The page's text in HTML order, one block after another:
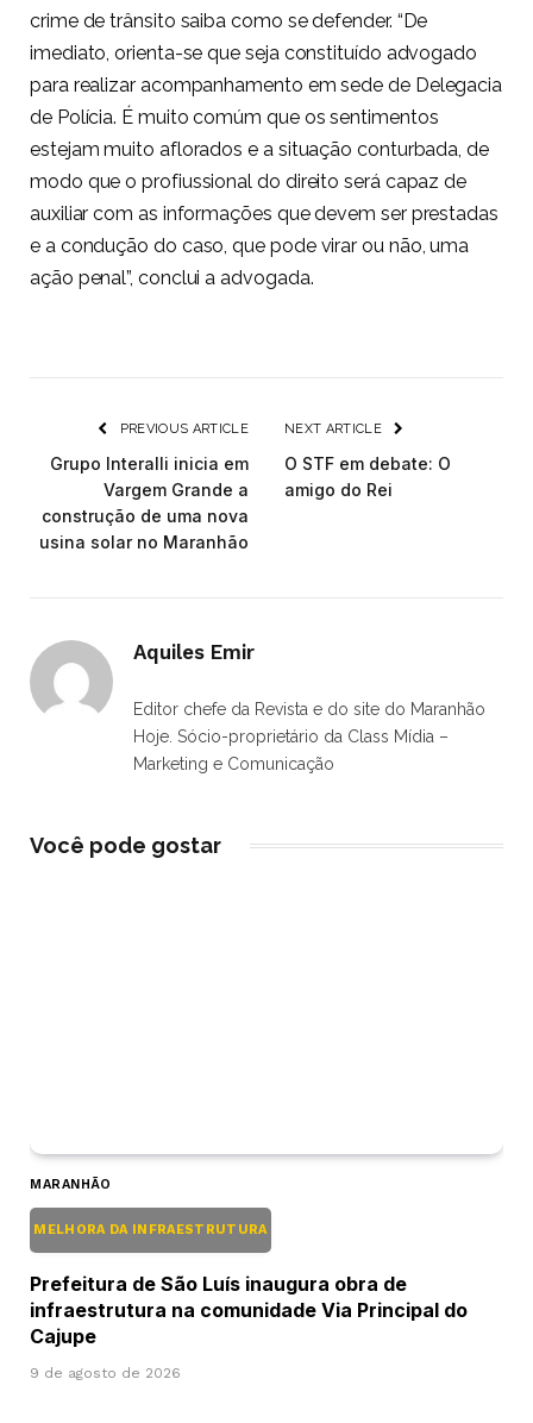
crime de trânsito saiba como se defender. “De
imediato, orienta-se que seja constituído advogado
para realizar acompanhamento em sede de Delegacia
de Polícia. É muito comúm que os sentimentos
estejam muito aflorados e a situação conturbada, de
modo que o profiussional do direito será capaz de
auxiliar com as informações que devem ser prestadas
e a condução do caso, que pode virar ou não, uma
ação penal”, conclui a advogada.
PREVIOUS ARTICLE
Grupo Interalli inicia em
Vargem Grande a
construção de uma nova
usina solar no Maranhão
NEXT ARTICLE
O STF em debate: O
amigo do Rei
Aquiles Emir
Editor chefe da Revista e do site do Maranhão
Hoje. Sócio-proprietário da Class Mídia –
Marketing e Comunicação
Você pode gostar
MARANHÃO
MELHORA DA INFRAESTRUTURA
Prefeitura de São Luís inaugura obra de
infraestrutura na comunidade Via Principal do
Cajupe
9 de agosto de 2026